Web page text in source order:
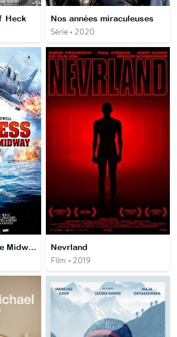
Heck Nos années miraculeuses
Série • 2020
Dauntless, l'enfer de Midway Nevrland
Film • 2019